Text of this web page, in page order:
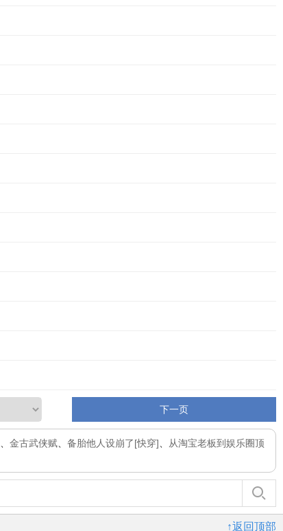
下一页
金古武侠赋 备胎他人设崩了[快穿]
从淘宝老板到娱乐圈顶
↑返回顶部